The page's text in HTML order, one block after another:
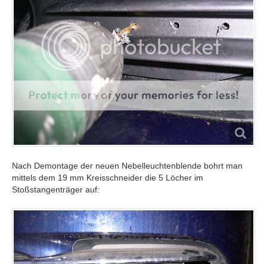
Nach Demontage der neuen Nebelleuchtenblende bohrt man
mittels dem 19 mm Kreisschneider die 5 Löcher im
Stoßstangenträger auf: